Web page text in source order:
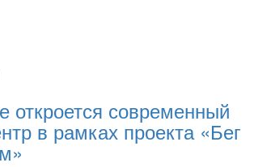
откроется современный
в рамках проекта «Бег